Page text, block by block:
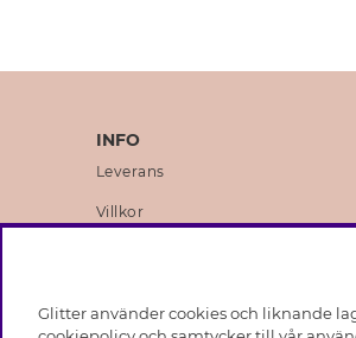
INFO
Leverans
Villkor
Medlemsvillkor
Glitter använder cookies och liknande